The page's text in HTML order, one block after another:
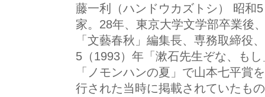
藤一利（ハンドウカズトシ） 昭和
家。28年、東京大学文学部卒業後
「文藝春秋」編集長、専務取締役
5（1993）年「漱石先生ぞな、も
「ノモンハンの夏」で山本七平賞
行された当時に掲載されていたも